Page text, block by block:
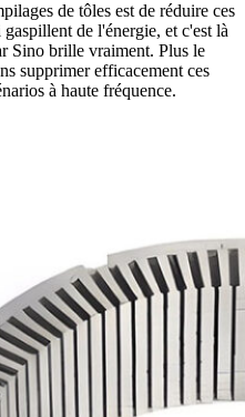
de tôles est de réduire ces
de l'énergie, et c'est là
Sino brille vraiment. Plus le
supprimer efficacement ces
à haute fréquence.